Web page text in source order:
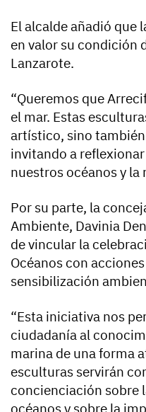
El alcalde añadió que
en valor su condición
Lanzarote.
“Queremos que
el mar. Estas
artístico, sino
invitando a
nuestros océanos y la
Por su parte, la
Ambiente, Davinia
de vincular la
Océanos con
sensibilización
“Esta iniciativa nos
ciudadanía al
marina de una forma
esculturas servirán
concienciación sobre
océanos y sobre la